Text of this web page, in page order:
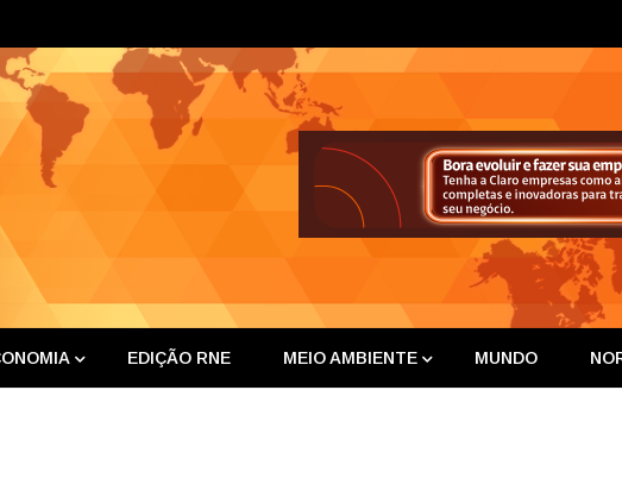
EDIÇÃO RNE MEIO AMBIENTE MUNDO